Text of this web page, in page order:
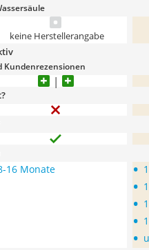
keine Herstellerangabe
Kundenrezensionen
16 Monate •
•
•
•
•